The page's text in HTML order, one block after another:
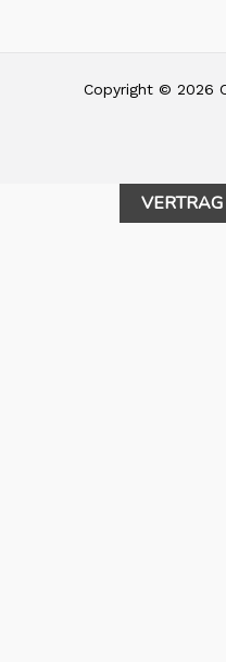
Copyright © 2026